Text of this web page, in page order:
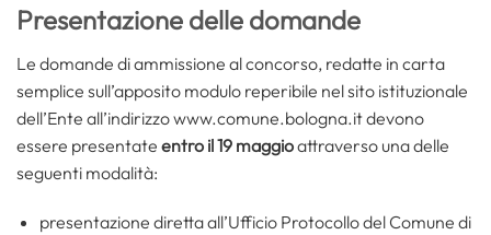
Presentazione delle domande
Le domande di ammissione al concorso, redatte in carta
semplice sull’apposito modulo reperibile nel sito istituzionale
dell’Ente all’indirizzo www.comune.bologna.it devono
essere presentate entro il 19 maggioattraverso una delle
seguenti modalità:
presentazione diretta all’Ufficio Protocollo del Comune di